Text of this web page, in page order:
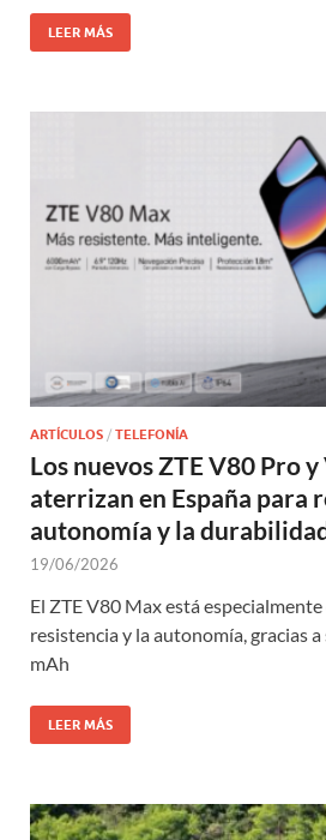
LEER MÁS
ARTÍCULOS / TELEFONÍA
Los nuevos ZTE V80 Pro
aterrizan en España para
autonomía y la
19/06/2026
El ZTE V80 Max está
resistencia y la autonomía, gracias
mAh
LEER MÁS